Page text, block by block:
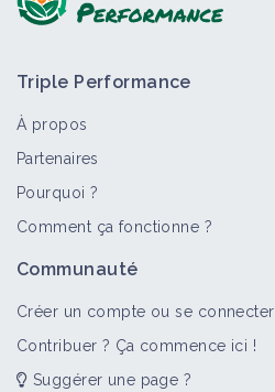
Triple Performance
À propos
Partenaires
Pourquoi ?
Comment ça fonctionne ?
Communauté
Créer un compte ou se connecter
Contribuer ? Ça commence ici !
Suggérer une page ?